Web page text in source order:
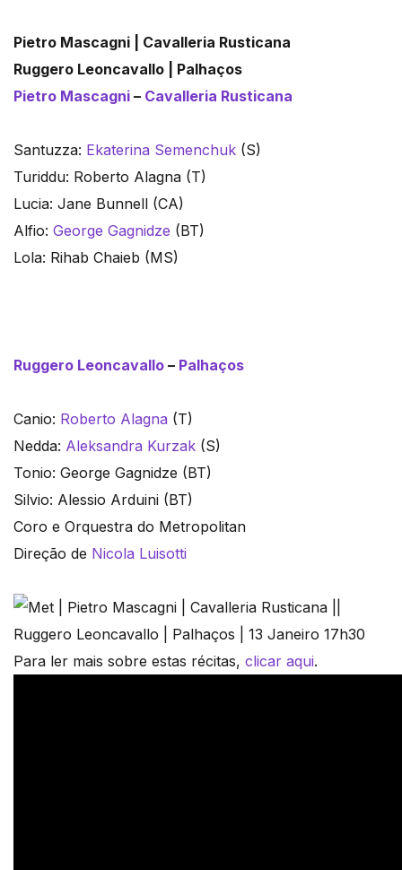
Pietro Mascagni | Cavalleria Rusticana
Ruggero Leoncavallo | Palhaços
Pietro Mascagni – Cavalleria Rusticana
Santuzza: Ekaterina Semenchuk (S)
Turiddu: Roberto Alagna (T)
Lucia: Jane Bunnell (CA)
Alfio: George Gagnidze (BT)
Lola: Rihab Chaieb (MS)
Ruggero Leoncavallo – Palhaços
Canio: Roberto Alagna (T)
Nedda: Aleksandra Kurzak (S)
Tonio: George Gagnidze (BT)
Silvio: Alessio Arduini (BT)
Coro e Orquestra do Metropolitan
Direção de Nicola Luisotti
Para ler mais sobre estas récitas, clicar aqui.